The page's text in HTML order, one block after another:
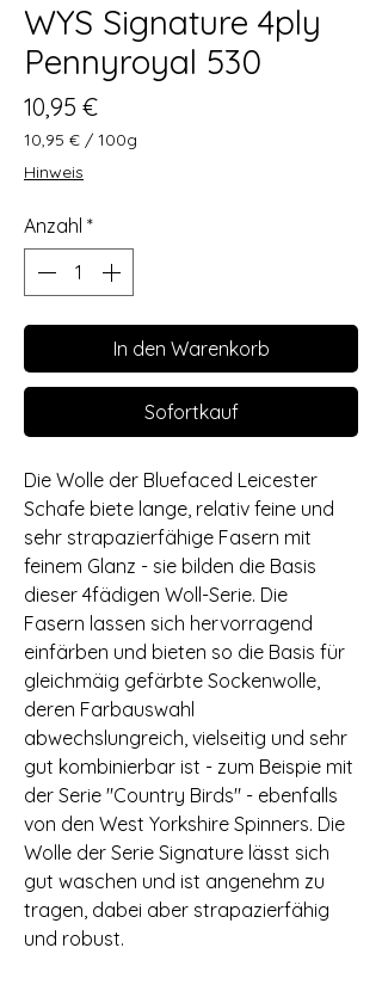
WYS Signature 4ply
Pennyroyal 530
10,95 €Preis
10,95 € / 100g
10,95 €
pro
Gramm
Hinweis
Anzahl *
In den Warenkorb
Sofortkauf
Die Wolle der Bluefaced Leicester
Schafe biete lange, relativ feine und
sehr strapazierfähige Fasern mit
feinem Glanz - sie bilden die Basis
dieser 4fädigen Woll-Serie. Die
Fasern lassen sich hervorragend
einfärben und bieten so die Basis für
gleichmäig gefärbte Sockenwolle,
deren Farbauswahl
abwechslungreich, vielseitig und sehr
gut kombinierbar ist - zum Beispie mit
der Serie "Country Birds" - ebenfalls
von den West Yorkshire Spinners. Die
Wolle der Serie Signature lässt sich
gut waschen und ist angenehm zu
tragen, dabei aber strapazierfähig
und robust.